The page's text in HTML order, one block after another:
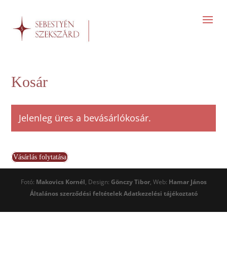
Kosár
Jelenleg üres a bevásárlókosár.
Vásárlás folytatása
Fotó: Makovics Kornél, Design: Gönczy Tibor, Web: Hamar János
Általános szerződési feltételek Adatkezelési tájékoztató